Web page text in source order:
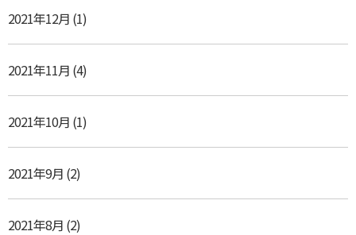
2021年12月 (1)
2021年11月 (4)
2021年10月 (1)
2021年9月 (2)
2021年8月 (2)